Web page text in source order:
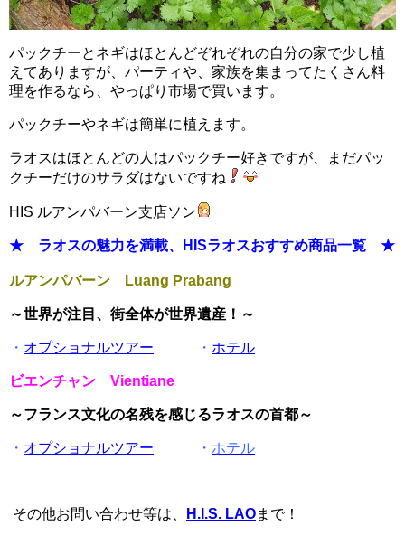
パックチーとネギはほとんどぞれぞれの自分の家で少し植
えてありますが、パーティや、家族を集まってたくさん料
理を作るなら、やっぱり市場で買います。
パックチーやネギは簡単に植えます。
ラオスはほとんどの人はパックチー好きですが、まだパッ
クチーだけのサラダはないですね
HIS ルアンパバーン支店ソン
★ ラオスの魅力を満載、HISラオスおすすめ商品一覧 ★
ルアンパバーン Luang Prabang
～世界が注目、街全体が世界遺産！～
・ オプショナルツアー ・ ホテル
ビエンチャン Vientiane
～フランス文化の名残を感じるラオスの首都～
・ オプショナルツアー ・ ホテル
その他お問い合わせ等は、 H.I.S. LAOまで！